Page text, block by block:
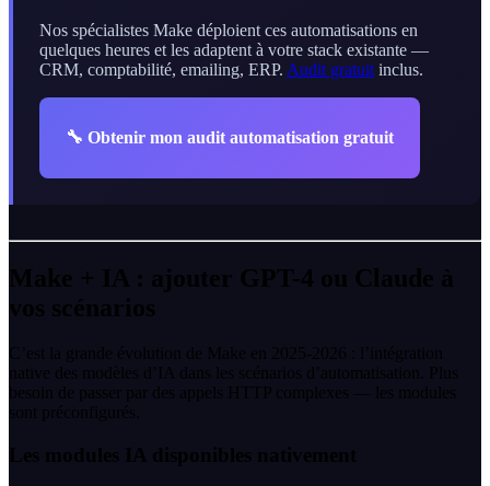
Nos spécialistes Make déploient ces automatisations en
quelques heures et les adaptent à votre stack existante —
CRM, comptabilité, emailing, ERP. Audit gratuit inclus.
🔧 Obtenir mon audit automatisation gratuit
Make + IA : ajouter GPT-4 ou Claude à
vos scénarios
C’est la grande évolution de Make en 2025-2026 : l’intégration
native des modèles d’IA dans les scénarios d’automatisation. Plus
besoin de passer par des appels HTTP complexes — les modules
sont préconfigurés.
Les modules IA disponibles nativement